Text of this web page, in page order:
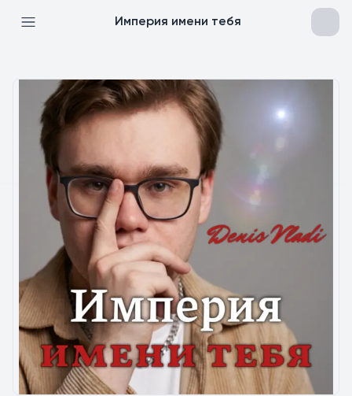
Империя имени тебя